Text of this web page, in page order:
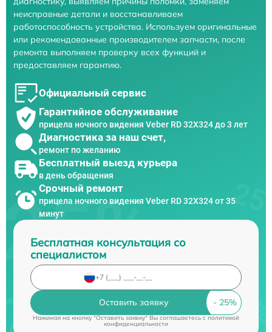
неисправные детали и восстанавливаем
работоспособность устройства. Используем оригинальные
или рекомендованные производителем запчасти, после
ремонта выполняем проверку всех функций и
предоставляем гарантию.
Официальный сервис
Гарантийное обслуживание
прицела ночного видения Veber RD 32X324 до 3 лет
Диагностика за наш счет,
ремонт по желанию
Бесплатный выезд курьера
в день обращения
Срочный ремонт
прицела ночного видения Veber RD 32X324 от 35
минут
Бесплатная консультация со
специалистом
Оставить заявку
Нажимая на кнопку "Оставить заявку" Вы соглашаетесь cполитикой
конфиденциальности